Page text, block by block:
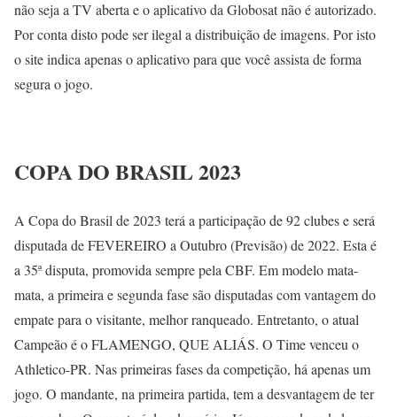
não seja a TV aberta e o aplicativo da Globosat não é autorizado.
Por conta disto pode ser ilegal a distribuição de imagens. Por isto
o site indica apenas o aplicativo para que você assista de forma
segura o jogo.
COPA DO BRASIL 2023
A Copa do Brasil de 2023 terá a participação de 92 clubes e será
disputada de FEVEREIRO a Outubro (Previsão) de 2022. Esta é
a 35ª disputa, promovida sempre pela CBF. Em modelo mata-
mata, a primeira e segunda fase são disputadas com vantagem do
empate para o visitante, melhor ranqueado. Entretanto, o atual
Campeão é o FLAMENGO, QUE ALIÁS. O Time venceu o
Athletico-PR. Nas primeiras fases da competição, há apenas um
jogo. O mandante, na primeira partida, tem a desvantagem de ter